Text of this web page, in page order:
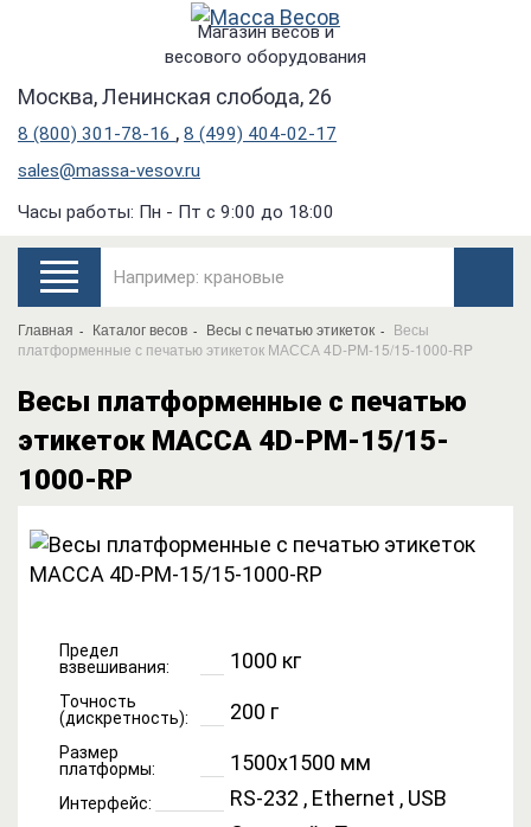
Магазин весов и
весового оборудования
Москва, Ленинская слобода, 26
8 (800) 301-78-16 , 8 (499) 404-02-17
sales@massa-vesov.ru
Часы работы: Пн - Пт с 9:00 до 18:00
Главная Каталог весов Весы с печатью этикеток
Весы
платформенные с печатью этикеток МАССА 4D-PM-15/15-1000-RP
Весы платформенные с печатью
этикеток МАССА 4D-PM-15/15-
1000-RP
Предел
взвешивания:
1000 кг
Точность
(дискретность):
200 г
Размер
платформы:
1500x1500 мм
Интерфейс: RS-232 , Ethernet , USB